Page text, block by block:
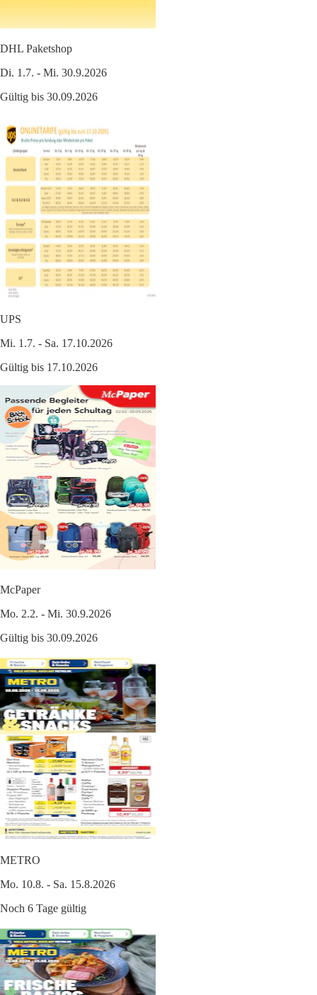
DHL Paketshop
Di. 1.7. - Mi. 30.9.2026
Gültig bis 30.09.2026
UPS
Mi. 1.7. - Sa. 17.10.2026
Gültig bis 17.10.2026
McPaper
Mo. 2.2. - Mi. 30.9.2026
Gültig bis 30.09.2026
METRO
Mo. 10.8. - Sa. 15.8.2026
Noch 6 Tage gültig